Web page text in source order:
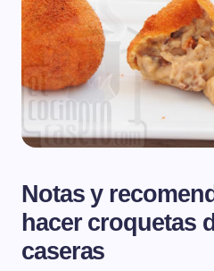
Notas y
hacer croquetas
caseras